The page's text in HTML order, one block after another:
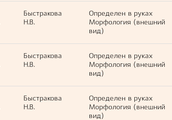
Быстракова
Н.В.
Определен в руках
Морфология (внешний
вид)
Быстракова
Н.В.
Определен в руках
Морфология (внешний
вид)
Быстракова
Н.В.
Определен в руках
Морфология (внешний
вид)